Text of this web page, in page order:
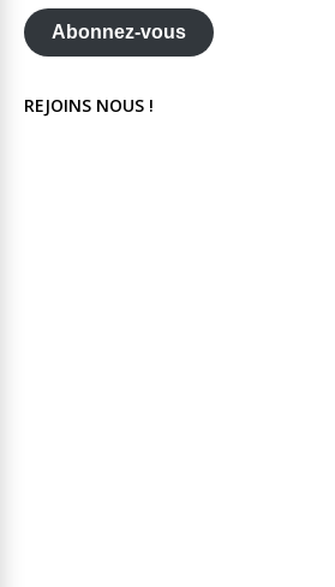
mail
Abonnez-vous
REJOINS NOUS !